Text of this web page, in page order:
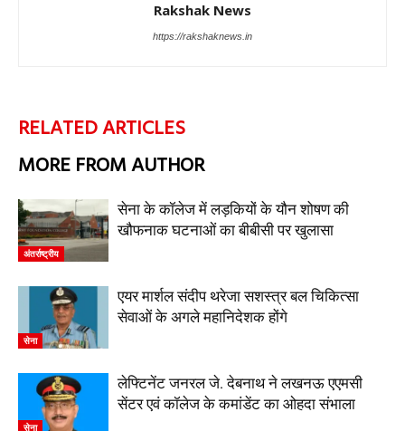
Rakshak News
https://rakshaknews.in
RELATED ARTICLES
MORE FROM AUTHOR
अंतर्राष्ट्रीय
सेना के कॉलेज में लड़कियों के यौन शोषण की
खौफनाक घटनाओं का बीबीसी पर खुलासा
सेना
एयर मार्शल संदीप थरेजा सशस्त्र बल चिकित्सा
सेवाओं के अगले महानिदेशक होंगे
सेना
लेफ्टिनेंट जनरल जे. देबनाथ ने लखनऊ एएमसी
सेंटर एवं कॉलेज के कमांडेंट का ओहदा संभाला